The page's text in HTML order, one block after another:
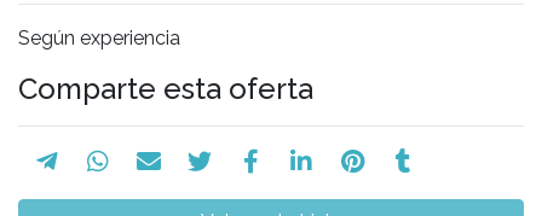
Según experiencia
Comparte esta oferta